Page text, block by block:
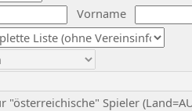
Vorname
"österreichische" Spieler